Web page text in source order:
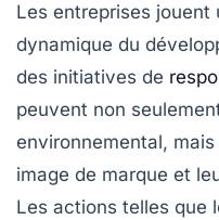
Les entreprises jouent
dynamique du
des initiatives de
peuvent non
environnemental,
image de marque et
Les actions telles que